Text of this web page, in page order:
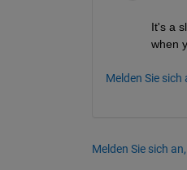
It's a
when
Melden Sie
Melden Sie sich